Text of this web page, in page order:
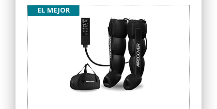
EL MEJOR